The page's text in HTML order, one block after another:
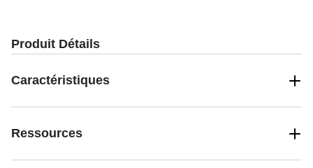
Produit Détails
Caractéristiques
Ressources